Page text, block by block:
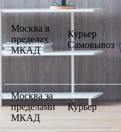
Москва в
пределах
МКАД
Курьер
Самовывоз
Москва за
пределами
МКАД
Курьер